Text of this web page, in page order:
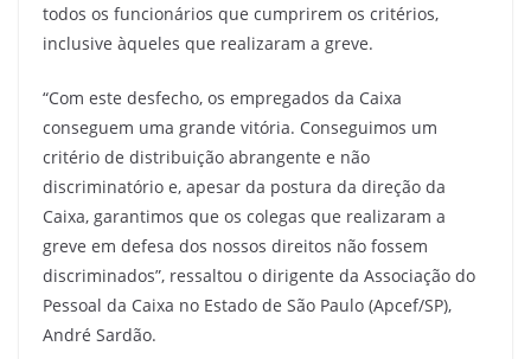
todos os funcionários que cumprirem os critérios,
inclusive àqueles que realizaram a greve.
“Com este desfecho, os empregados da Caixa
conseguem uma grande vitória. Conseguimos um
critério de distribuição abrangente e não
discriminatório e, apesar da postura da direção da
Caixa, garantimos que os colegas que realizaram a
greve em defesa dos nossos direitos não fossem
discriminados”, ressaltou o dirigente da Associação do
Pessoal da Caixa no Estado de São Paulo (Apcef/SP),
André Sardão.